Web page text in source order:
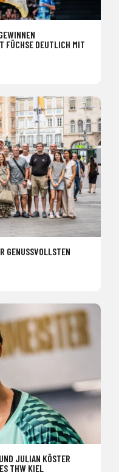
FÜCHSE DEUTLICH MIT
GENUSSVOLLSTEN
JULIAN KÖSTER
THW KIEL